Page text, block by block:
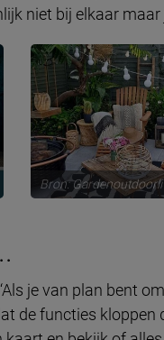
niet bij elkaar
Bron:
je van plan bent
de functies kloppen